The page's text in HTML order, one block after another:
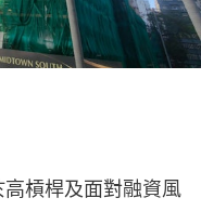
槓桿及面對融資風